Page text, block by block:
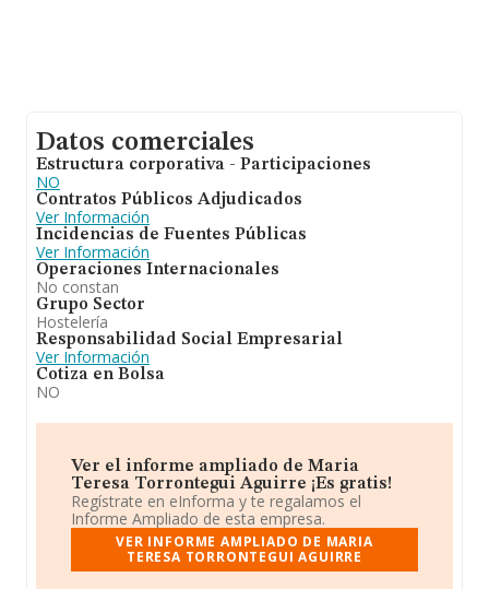
Datos comerciales
Estructura corporativa - Participaciones
NO
Contratos Públicos Adjudicados
Ver Información
Incidencias de Fuentes Públicas
Ver Información
Operaciones Internacionales
No constan
Grupo Sector
Hostelería
Responsabilidad Social Empresarial
Ver Información
Cotiza en Bolsa
NO
Ver el informe ampliado de Maria
Teresa Torrontegui Aguirre ¡Es gratis!
Regístrate en eInforma y te regalamos el
Informe Ampliado de esta empresa.
VER INFORME AMPLIADO DE MARIA
TERESA TORRONTEGUI AGUIRRE